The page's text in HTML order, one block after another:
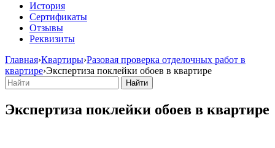
История
Сертификаты
Отзывы
Реквизиты
Главная›Квартиры›Разовая проверка отделочных работ в
квартире›Экспертиза поклейки обоев в квартире
Экспертиза поклейки обоев в квартире